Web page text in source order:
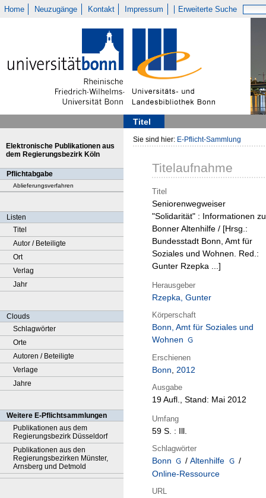
Home Neuzugänge Kontakt Impressum Erweiterte Suche
Titel
Elektronische Publikationen aus
dem Regierungsbezirk Köln
Pflichtabgabe
Ablieferungsverfahren
Listen
Titel
Autor / Beteiligte
Ort
Verlag
Jahr
Clouds
Schlagwörter
Orte
Autoren / Beteiligte
Verlage
Jahre
Weitere E-Pflichtsammlungen
Publikationen aus dem
Regierungsbezirk Düsseldorf
Publikationen aus den
Regierungsbezirken Münster,
Arnsberg und Detmold
Sie sind hier: E-Pflicht-Sammlung
Titelaufnahme
Titel
Seniorenwegweiser
"Solidarität" : Informationen
Bonner Altenhilfe / [Hrsg.:
Bundesstadt Bonn, Amt für
Soziales und Wohnen. Red.:
Gunter Rzepka ...]
Herausgeber
Rzepka, Gunter
Körperschaft
Bonn, Amt für Soziales und
Wohnen
Erschienen
Bonn, 2012
Ausgabe
19 Aufl., Stand: Mai 2012
Umfang
59 S. : Ill.
Schlagwörter
Bonn / Altenhilfe
/
Online-Ressource
URL